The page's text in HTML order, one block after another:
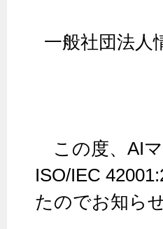
一般社団法人
この度、AI
ISO/IEC
たのでお知ら